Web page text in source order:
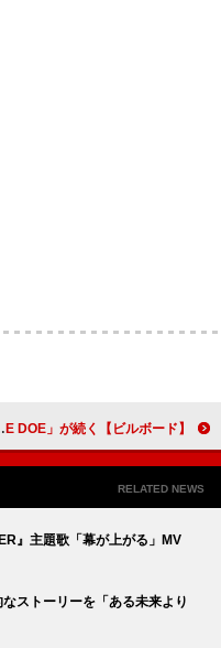
【ビルボード】米津玄師「IRIS OUT」が2週連続でHot 100首位、宇多田ヒカルとのコラボ「JANE DOE」が続く
RELATED NEWS
』主題歌「幕が上がる」MV
ストーリーを「ある未来より